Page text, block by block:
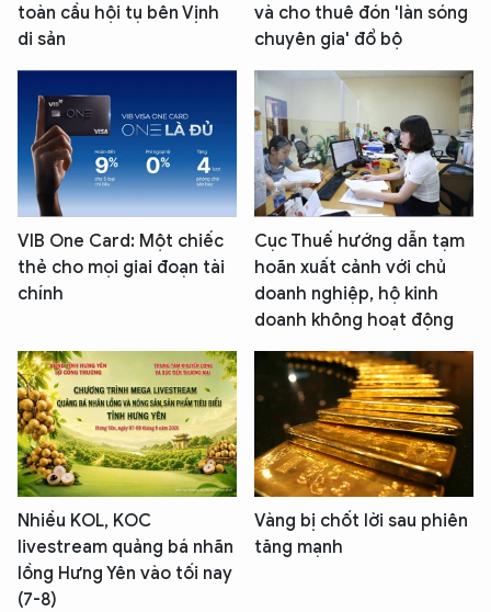
toàn cầu hội tụ bên Vịnh
di sản
và cho thuê đón 'làn sóng
chuyên gia' đổ bộ
VIB One Card: Một chiếc
thẻ cho mọi giai đoạn tài
chính
Cục Thuế hướng dẫn tạm
hoãn xuất cảnh với chủ
doanh nghiệp, hộ kinh
doanh không hoạt động
Nhiều KOL, KOC
livestream quảng bá nhãn
lồng Hưng Yên vào tối nay
(7-8)
Vàng bị chốt lời sau phiên
tăng mạnh